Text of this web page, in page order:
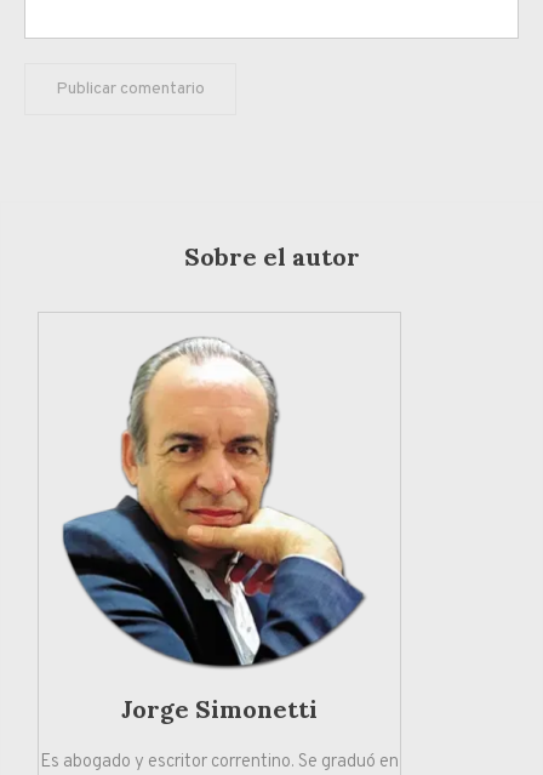
Sobre el autor
Jorge Simonetti
Es abogado y escritor correntino. Se graduó en